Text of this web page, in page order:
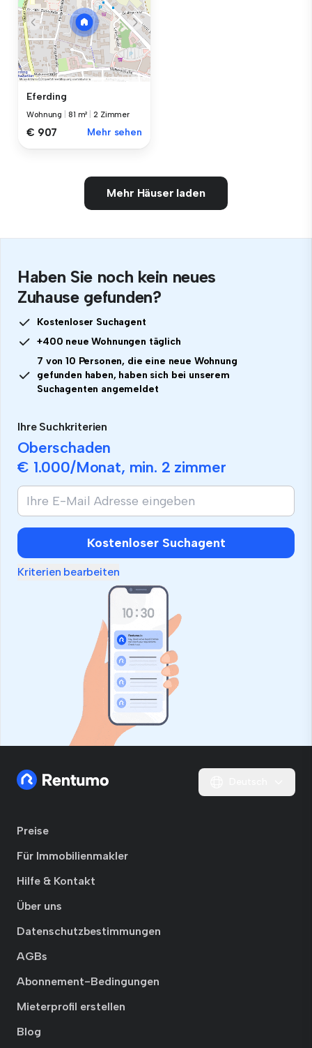
Eferding
Wohnung 81 m² |2 Zimmer
€ 907 Mehr sehen
Mehr Häuser laden
Haben Sie noch kein neues
Zuhause gefunden?
Kostenloser Suchagent
+400 neue Wohnungen täglich
7 von 10 Personen, die eine neue Wohnung
gefunden haben, haben sich bei unserem
Suchagenten angemeldet
Ihre Suchkriterien
Oberschaden
€ 1.000/Monat, min. 2 zimmer
Kostenloser Suchagent
Kriterien bearbeiten
Preise
Für Immobilienmakler
Hilfe & Kontakt
Über uns
Datenschutzbestimmungen
AGBs
Abonnement-Bedingungen
Mieterprofil erstellen
Blog